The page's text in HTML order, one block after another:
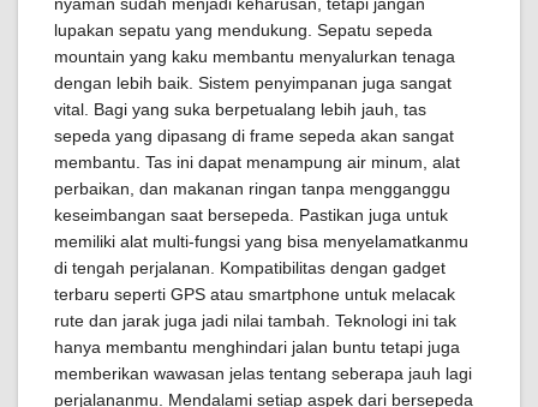
lupakan sepatu yang mendukung. Sepatu sepeda
mountain yang kaku membantu menyalurkan tenaga
dengan lebih baik. Sistem penyimpanan juga sangat
vital. Bagi yang suka berpetualang lebih jauh, tas
sepeda yang dipasang di frame sepeda akan sangat
membantu. Tas ini dapat menampung air minum, alat
perbaikan, dan makanan ringan tanpa mengganggu
keseimbangan saat bersepeda. Pastikan juga untuk
memiliki alat multi-fungsi yang bisa menyelamatkanmu
di tengah perjalanan. Kompatibilitas dengan gadget
terbaru seperti GPS atau smartphone untuk melacak
rute dan jarak juga jadi nilai tambah. Teknologi ini tak
hanya membantu menghindari jalan buntu tetapi juga
memberikan wawasan jelas tentang seberapa jauh lagi
perjalananmu. Mendalami setiap aspek dari bersepeda